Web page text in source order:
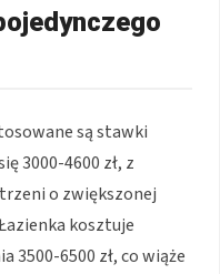
są stawki
3000-4600 zł, z
o zwiększonej
kosztuje
3500-6500 zł, co wiąże